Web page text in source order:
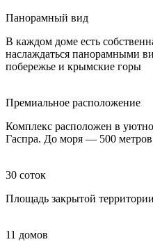
Панорамный вид
В каждом доме есть
наслаждаться панорамными
побережье и крымские горы
Премиальное расположение
Комплекс расположен в
Гаспра. До моря — 500 метров
30 соток
Площадь закрытой
11 домов